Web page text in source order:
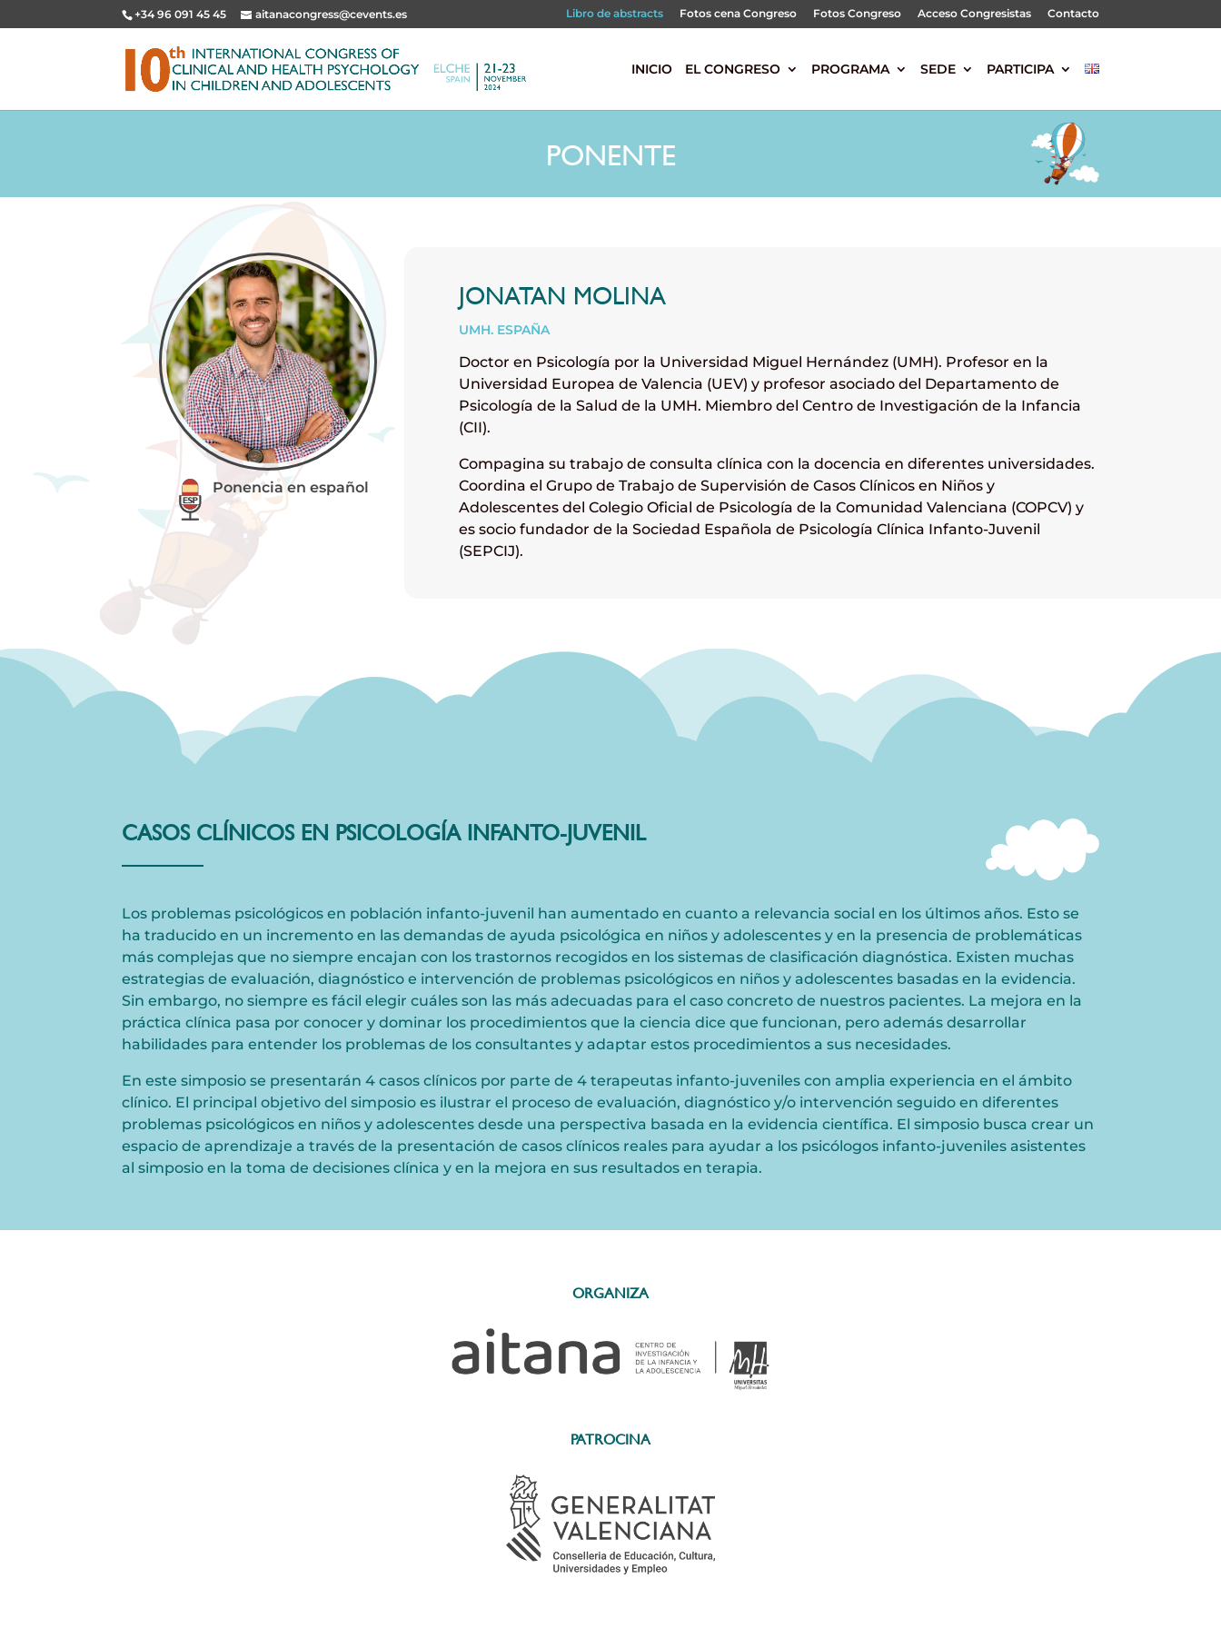
+34 96 091 45 45 aitanacongress@cevents.es Libro de abstracts Fotos cena Congreso Fotos Congreso Acceso Congresistas Contacto
INICIO EL CONGRESO PROGRAMA SEDE PARTICIPA
PONENTE
Ponencia en español
JONATAN MOLINA
UMH. ESPAÑA
Doctor en Psicología por la Universidad Miguel Hernández (UMH). Profesor en la
Universidad Europea de Valencia (UEV) y profesor asociado del Departamento de
Psicología de la Salud de la UMH. Miembro del Centro de Investigación de la Infancia
(CII).
Compagina su trabajo de consulta clínica con la docencia en diferentes universidades.
Coordina el Grupo de Trabajo de Supervisión de Casos Clínicos en Niños y
Adolescentes del Colegio Oficial de Psicología de la Comunidad Valenciana (COPCV) y
es socio fundador de la Sociedad Española de Psicología Clínica Infanto-Juvenil
(SEPCIJ).
CASOS CLÍNICOS EN PSICOLOGÍA INFANTO-JUVENIL
Los problemas psicológicos en población infanto-juvenil han aumentado en cuanto a relevancia social en los últimos años. Esto se
ha traducido en un incremento en las demandas de ayuda psicológica en niños y adolescentes y en la presencia de problemáticas
más complejas que no siempre encajan con los trastornos recogidos en los sistemas de clasificación diagnóstica. Existen muchas
estrategias de evaluación, diagnóstico e intervención de problemas psicológicos en niños y adolescentes basadas en la evidencia.
Sin embargo, no siempre es fácil elegir cuáles son las más adecuadas para el caso concreto de nuestros pacientes. La mejora en la
práctica clínica pasa por conocer y dominar los procedimientos que la ciencia dice que funcionan, pero además desarrollar
habilidades para entender los problemas de los consultantes y adaptar estos procedimientos a sus necesidades.
En este simposio se presentarán 4 casos clínicos por parte de 4 terapeutas infanto-juveniles con amplia experiencia en el ámbito
clínico. El principal objetivo del simposio es ilustrar el proceso de evaluación, diagnóstico y/o intervención seguido en diferentes
problemas psicológicos en niños y adolescentes desde una perspectiva basada en la evidencia científica. El simposio busca crear un
espacio de aprendizaje a través de la presentación de casos clínicos reales para ayudar a los psicólogos infanto-juveniles asistentes
al simposio en la toma de decisiones clínica y en la mejora en sus resultados en terapia.
ORGANIZA
PATROCINA